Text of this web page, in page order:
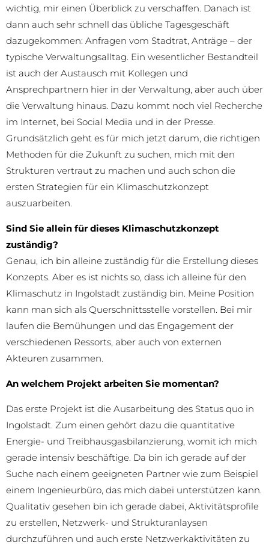
wichtig, mir einen Überblick zu verschaffen. Danach ist
dann auch sehr schnell das übliche Tagesgeschäft
dazugekommen: Anfragen vom Stadtrat, Anträge – der
typische Verwaltungsalltag. Ein wesentlicher Bestandteil
ist auch der Austausch mit Kollegen und
Ansprechpartnern hier in der Verwaltung, aber auch über
die Verwaltung hinaus. Dazu kommt noch viel Recherche
im Internet, bei Social Media und in der Presse.
Grundsätzlich geht es für mich jetzt darum, die richtigen
Methoden für die Zukunft zu suchen, mich mit den
Strukturen vertraut zu machen und auch schon die
ersten Strategien für ein Klimaschutzkonzept
auszuarbeiten.
Sind Sie allein für dieses Klimaschutzkonzept
zuständig?
Genau, ich bin alleine zuständig für die Erstellung dieses
Konzepts. Aber es ist nichts so, dass ich alleine für den
Klimaschutz in Ingolstadt zuständig bin. Meine Position
kann man sich als Querschnittsstelle vorstellen. Bei mir
laufen die Bemühungen und das Engagement der
verschiedenen Ressorts, aber auch von externen
Akteuren zusammen.
An welchem Projekt arbeiten Sie momentan?
Das erste Projekt ist die Ausarbeitung des Status quo in
Ingolstadt. Zum einen gehört dazu die quantitative
Energie- und Treibhausgasbilanzierung, womit ich mich
gerade intensiv beschäftige. Da bin ich gerade auf der
Suche nach einem geeigneten Partner wie zum Beispiel
einem Ingenieurbüro, das mich dabei unterstützen kann.
Qualitativ gesehen bin ich gerade dabei, Aktivitätsprofile
zu erstellen, Netzwerk- und Strukturanlaysen
durchzuführen und auch erste Netzwerkaktivitäten zu